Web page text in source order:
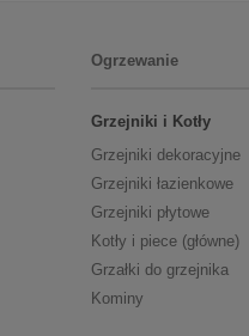
Ogrzewanie
Grzejniki i Kotły
Grzejniki dekoracyjne
Grzejniki łazienkowe
Grzejniki płytowe
Kotły i piece (główne)
Grzałki do grzejnika
Kominy